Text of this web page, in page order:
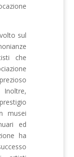
sul
che
musei
ed
ha